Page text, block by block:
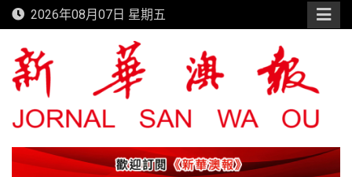
Skip
to
content
2026年08月07日 星期五
新華澳報